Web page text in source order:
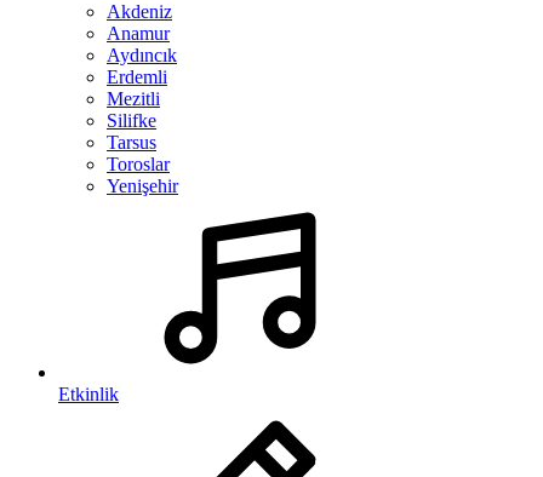
Akdeniz
Anamur
Aydıncık
Erdemli
Mezitli
Silifke
Tarsus
Toroslar
Yenişehir
Etkinlik